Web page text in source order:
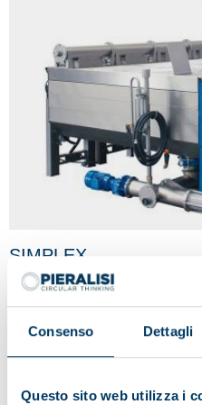
Consenso Dettagli
Questo sito web utilizza i
SIMPLEX